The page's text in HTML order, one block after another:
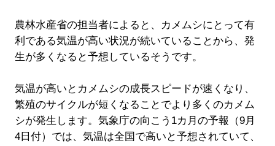
農林水産省の担当者によると、カメムシにとって有
利である気温が高い状況が続いていることから、発
生が多くなると予想しているそうです。
気温が高いとカメムシの成長スピードが速くなり、
繁殖のサイクルが短くなることでより多くのカメム
シが発生します。気象庁の向こう1カ月の予報（9月
4日付）では、気温は全国で高いと予想されていて、